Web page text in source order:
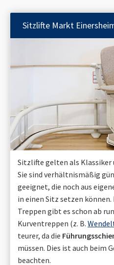
Sitzlifte Markt
Sitzlifte gelten als Klassiker
Sie sind verhältnismäßig
geeignet, die noch aus
in einen Sitz setzen
Treppen gibt es schon ab
Kurventreppen (z. B.
teurer, da die
müssen. Dies ist auch beim
beachten.